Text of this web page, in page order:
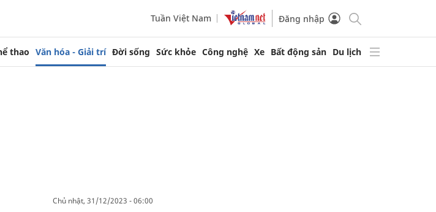
Tuần Việt Nam Đăng nhập
thao Văn hóa - Giải trí Đời sống Sức khỏe Công nghệ Xe Bất động sản Du lịch
chủ nhật, 31/12/2023 - 06:00